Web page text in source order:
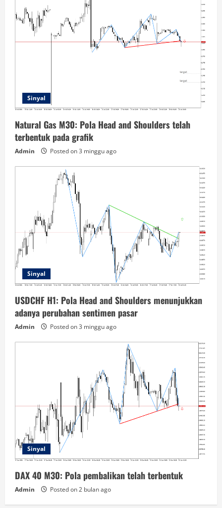
Sinyal
Natural Gas M30: Pola Head and Shoulders telah
terbentuk pada grafik
Admin Posted on 3 minggu ago
Sinyal
USDCHF H1: Pola Head and Shoulders menunjukkan
adanya perubahan sentimen pasar
Admin Posted on 3 minggu ago
Sinyal
DAX 40 M30: Pola pembalikan telah terbentuk
Admin Posted on 2 bulan ago